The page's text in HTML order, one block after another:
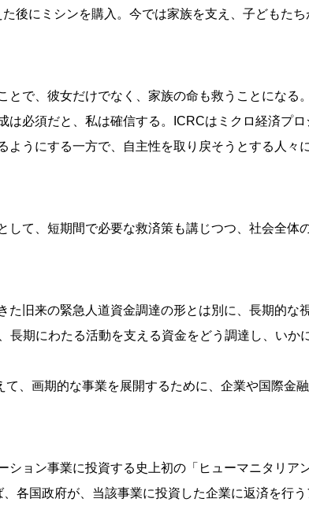
後にミシンを購入。今では家族を支え、子どもたち
で、彼女だけでなく、家族の命も救うことになる
必須だと、私は確信する。ICRCはミクロ経済プロ
うにする一方で、自主性を取り戻そうとする人々
て、短期間で必要な救済策も講じつつ、社会全体
旧来の緊急人道資金調達の形とは別に、長期的な
期にわたる活動を支える資金をどう調達し、いか
、画期的な事業を展開するために、企業や国際金
ョン事業に投資する史上初の「ヒューマニタリア
各国政府が、当該事業に投資した企業に返済を行